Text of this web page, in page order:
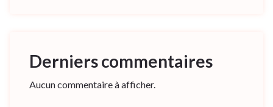
Derniers commentaires
Aucun commentaire à afficher.